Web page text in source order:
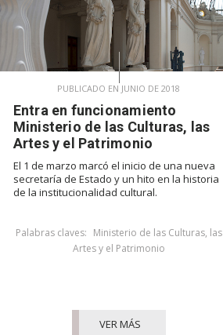
PUBLICADO EN JUNIO DE 2018
Entra en funcionamiento
Ministerio de las Culturas, las
Artes y el Patrimonio
El 1 de marzo marcó el inicio de una nueva
secretaría de Estado y un hito en la historia
de la institucionalidad cultural.
Palabras claves: Ministerio de las Culturas, las
Artes y el Patrimonio
VER MÁS